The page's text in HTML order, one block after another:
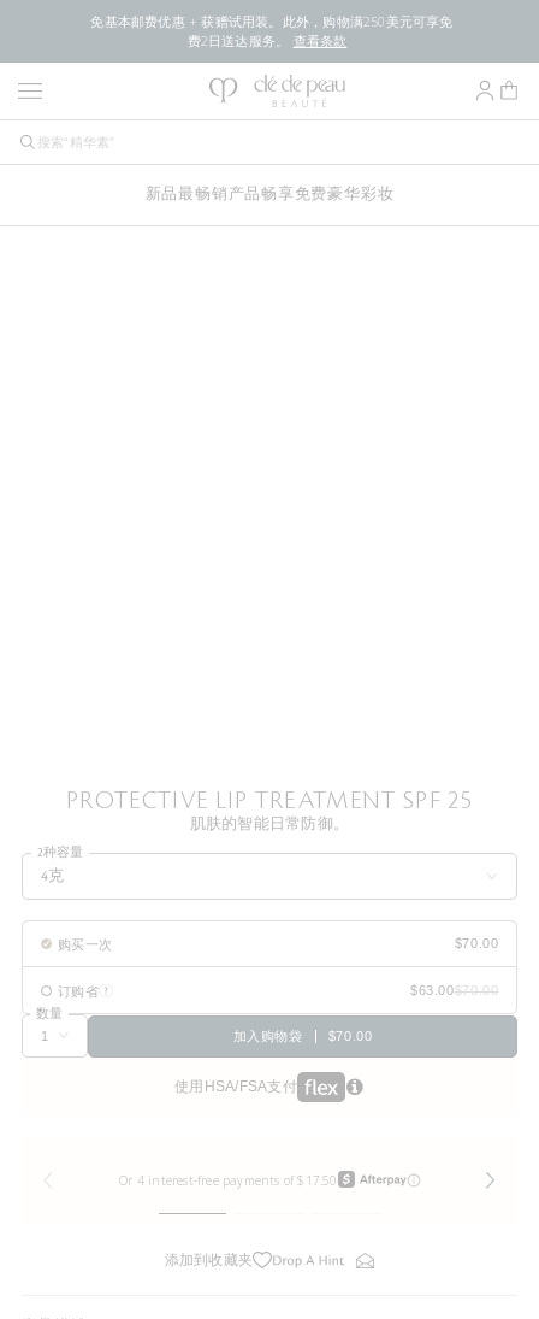
免基本邮费优惠 + 获赠试用装。此外，购物满250美元可享免
费2日送达服务。 查看条款
新品最畅销产品畅享免费豪华彩妆
PROTECTIVE LIP TREATMENT SPF 25
肌肤的智能日常防御。
2种容量
4克
购买一次
订购省
数量
加入购物袋
$70.00
使用HSA/FSA支付
添加到收藏夹